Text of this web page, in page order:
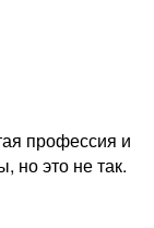
профессия и
но это не так.